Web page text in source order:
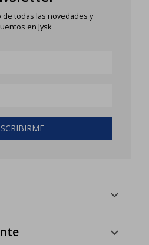
todas las novedades y
en Jysk